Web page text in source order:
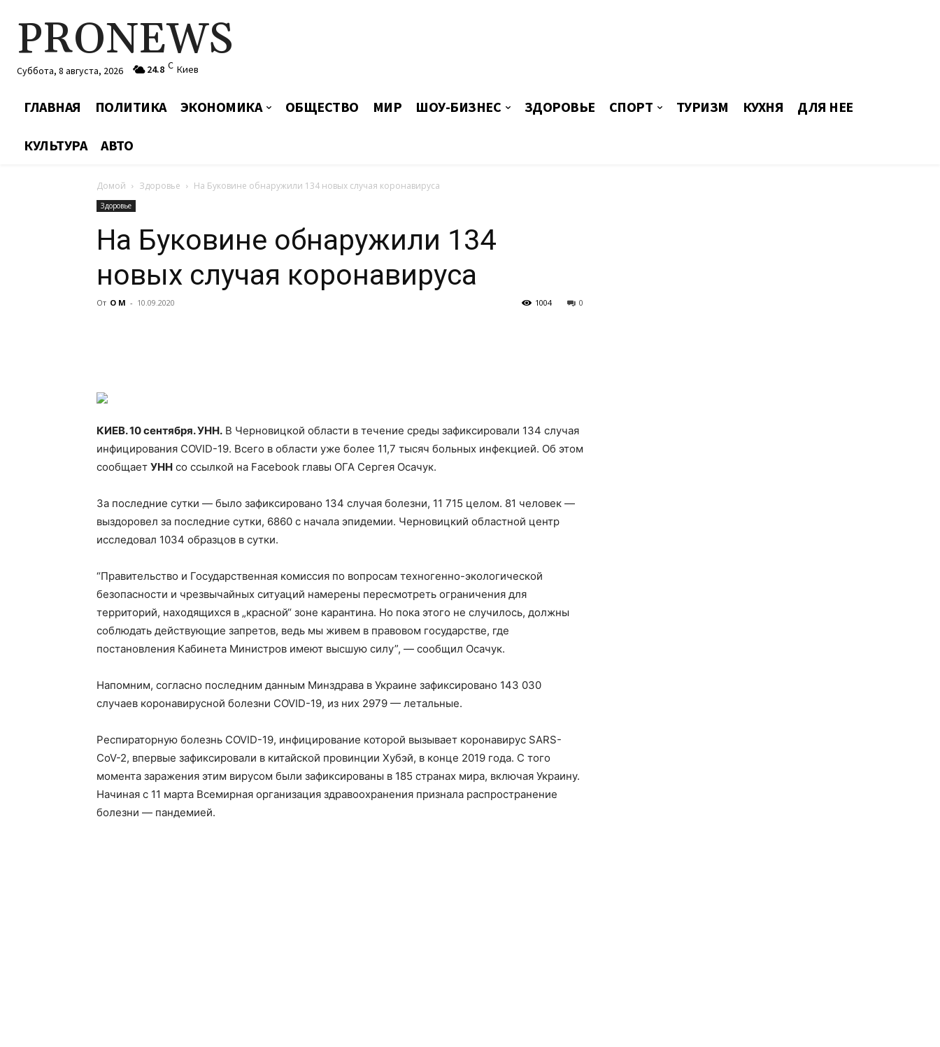
PRONEWS
Суббота, 8 августа, 2026 24.8 C Киев
ГЛАВНАЯ ПОЛИТИКА ЭКОНОМИКА ОБЩЕСТВО МИР ШОУ-БИЗНЕС ЗДОРОВЬЕ СПОРТ ТУРИЗМ КУХНЯ ДЛЯ НЕЕ
КУЛЬТУРА АВТО
Домой Здоровье На Буковине обнаружили 134 новых случая коронавируса
Здоровье
На Буковине обнаружили 134
новых случая коронавируса
От О М - 10.09.2020 0
1004
КИЕВ. 10 сентября. УНН. В Черновицкой области в течение среды зафиксировали 134 случая
инфицирования COVID-19. Всего в области уже более 11,7 тысяч больных инфекцией. Об этом
сообщает УНН со ссылкой на Facebook главы ОГА Сергея Осачук.
За последние сутки — было зафиксировано 134 случая болезни, 11 715 целом. 81 человек —
выздоровел за последние сутки, 6860 с начала эпидемии. Черновицкий областной центр
исследовал 1034 образцов в сутки.
“Правительство и Государственная комиссия по вопросам техногенно-экологической
безопасности и чрезвычайных ситуаций намерены пересмотреть ограничения для
территорий, находящихся в „красной“ зоне карантина. Но пока этого не случилось, должны
соблюдать действующие запретов, ведь мы живем в правовом государстве, где
постановления Кабинета Министров имеют высшую силу”, — сообщил Осачук.
Напомним, согласно последним данным Минздрава в Украине зафиксировано 143 030
случаев коронавирусной болезни COVID-19, из них 2979 — летальные.
Респираторную болезнь COVID-19, инфицирование которой вызывает коронавирус SARS-
CoV-2, впервые зафиксировали в китайской провинции Хубэй, в конце 2019 года. С того
момента заражения этим вирусом были зафиксированы в 185 странах мира, включая Украину.
Начиная с 11 марта Всемирная организация здравоохранения признала распространение
болезни — пандемией.